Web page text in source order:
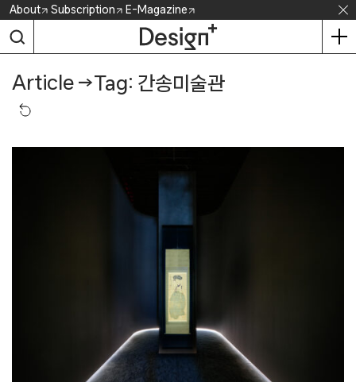
Skip
content
About Subscription E-Magazine
Article →Tag: 간송미술관